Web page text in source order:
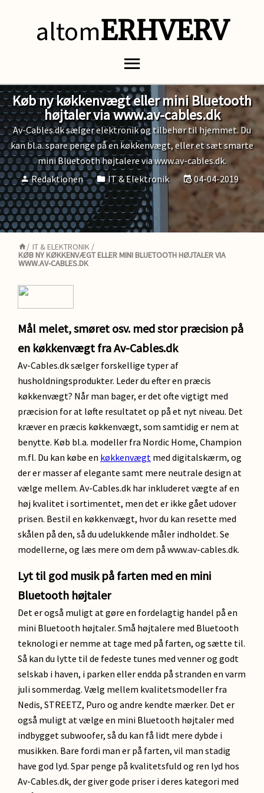
altomERHVERV
Køb ny køkkenvægt eller mini Bluetooth
højtaler via www.av-cables.dk
Av-Cables.dk sælger elektronik og tilbehør til hjemmet. Du
kan bl.a. spare penge på en køkkenvægt, eller et sæt smarte
mini Bluetooth højtalere via www.av-cables.dk.
Redaktionen
IT & Elektronik 04-04-2019
/ IT & ELEKTRONIK /
KØB NY KØKKENVÆGT ELLER MINI BLUETOOTH HØJTALER VIA
WWW.AV-CABLES.DK
Mål melet, smøret osv. med stor præcision på
en køkkenvægt fra Av-Cables.dk
Av-Cables.dk sælger forskellige typer af
husholdningsprodukter. Leder du efter en præcis
køkkenvægt? Når man bager, er det ofte vigtigt med
præcision for at løfte resultatet op på et nyt niveau. Det
kræver en præcis køkkenvægt, som samtidig er nem at
benytte. Køb bl.a. modeller fra Nordic Home, Champion
m.fl. Du kan købe en køkkenvægt med digitalskærm, og
der er masser af elegante samt mere neutrale design at
vælge mellem. Av-Cables.dk har inkluderet vægte af en
høj kvalitet i sortimentet, men det er ikke gået udover
prisen. Bestil en køkkenvægt, hvor du kan resette med
skålen på den, så du udelukkende måler indholdet. Se
modellerne, og læs mere om dem på www.av-cables.dk.
Lyt til god musik på farten med en mini
Bluetooth højtaler
Det er også muligt at gøre en fordelagtig handel på en
mini Bluetooth højtaler. Små højtalere med Bluetooth
teknologi er nemme at tage med på farten, og sætte til.
Så kan du lytte til de fedeste tunes med venner og godt
selskab i haven, i parken eller endda på stranden en varm
juli sommerdag. Vælg mellem kvalitetsmodeller fra
Nedis, STREETZ, Puro og andre kendte mærker. Det er
også muligt at vælge en mini Bluetooth højtaler med
indbygget subwoofer, så du kan få lidt mere dybde i
musikken. Bare fordi man er på farten, vil man stadig
have god lyd. Spar penge på kvalitetsfuld og ren lyd hos
Av-Cables.dk, der giver gode priser i deres kategori med